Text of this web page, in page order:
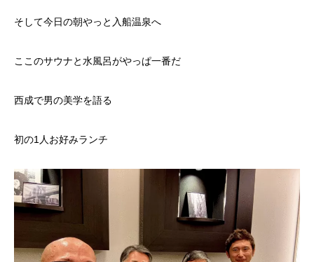
そして今日の朝やっと入船温泉へ
ここのサウナと水風呂がやっぱ一番だ
西成で男の美学を語る
初の1人お好みランチ